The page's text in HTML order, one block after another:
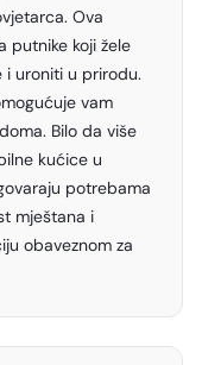
Ova
putnike koji žele
i uroniti u prirodu.
vam
Bilo da više
kućice u
potrebama
mještana i
obaveznom za